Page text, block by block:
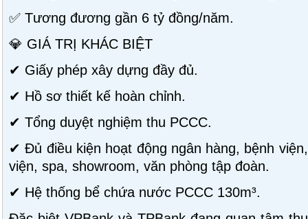
✅ Tương đương gần 6 tỷ đồng/năm.
💎 GIÁ TRỊ KHÁC BIỆT
✔ Giấy phép xây dựng đầy đủ.
✔ Hồ sơ thiết kế hoàn chỉnh.
✔ Tổng duyệt nghiệm thu PCCC.
✔ Đủ điều kiện hoạt động ngân hàng, bệnh
viện, spa, showroom, văn phòng tập đoàn.
✔ Hệ thống bể chứa nước PCCC 130m³.